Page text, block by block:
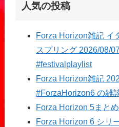
人気の投稿
Forza Horizon雑記 イ
スプリング 2026/08/
#festivalplaylist
Forza Horizon雑記
#ForzaHorizon6 の雑
Forza Horizon 5まと
Forza Horizon 6 シリ